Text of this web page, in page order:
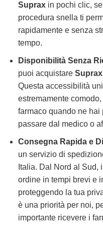
Supraxin pochi clic,
procedura snella ti
rapidamente e senza
tempo.
Disponibilità Senza
puoi acquistare Suprax
Questa accessibilità
estremamente
farmaco quando ne
passare dal medico o
Consegna Rapida e
un servizio di
Italia. Dal Nord al Sud,
ordine in tempi brevi e
proteggendo la tua
è una priorità per noi,
importante ricevere i